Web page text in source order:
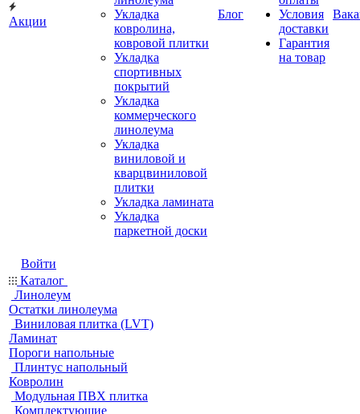
Акции
Укладка
ковролина,
ковровой плитки
Укладка
спортивных
покрытий
Укладка
коммерческого
линолеума
Укладка
виниловой и
кварцвиниловой
плитки
Укладка ламината
Укладка
паркетной доски
Блог
Условия
доставки
Гарантия
на товар
Войти
Каталог
Линолеум
Остатки линолеума
Виниловая плитка (LVT)
Ламинат
Пороги напольные
Плинтус напольный
Ковролин
Модульная ПВХ плитка
Комплектующие